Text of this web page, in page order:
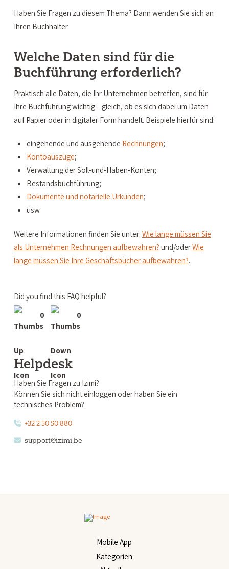
Haben Sie Fragen zu diesem Thema? Dann wenden Sie sich an
Ihren Buchhalter.
Welche Daten sind für die
Buchführung erforderlich?
Praktisch alle Daten, die Ihr Unternehmen betreffen, sind für
Ihre Buchführung wichtig – gleich, ob es sich dabei um Daten
auf Papier oder in digitaler Form handelt. Beispiele hierfür sind:
eingehende und ausgehende Rechnungen;
Kontoauszüge;
Verwaltung der Soll-und-Haben-Konten;
Bestandsbuchführung;
Dokumente und notarielle Urkunden;
usw.
Weitere Informationen finden Sie unter: Wie lange müssen Sie
als Unternehmen Rechnungen aufbewahren? und/oderWie
lange müssen Sie Ihre Geschäftsbücher aufbewahren?.
Did you find this FAQ helpful?
0
0
Helpdesk
Haben Sie Fragen zu Izimi?
Können Sie sich nicht einloggen oder haben Sie ein
technisches Problem?
+32 2 50 50 880
support@izimi.be
Mobile App
Kategorien